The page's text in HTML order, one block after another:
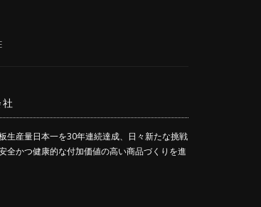
生産量日本一を30年連続達成、日々新たな挑戦
全かつ健康的な付加価値の高い商品づくりを進